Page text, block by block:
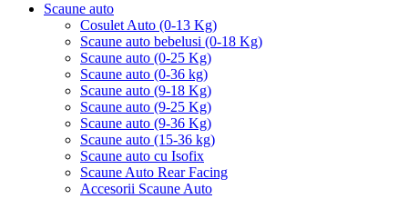
Scaune auto
Cosulet Auto (0-13 Kg)
Scaune auto bebelusi (0-18 Kg)
Scaune auto (0-25 Kg)
Scaune auto (0-36 kg)
Scaune auto (9-18 Kg)
Scaune auto (9-25 Kg)
Scaune auto (9-36 Kg)
Scaune auto (15-36 kg)
Scaune auto cu Isofix
Scaune Auto Rear Facing
Accesorii Scaune Auto